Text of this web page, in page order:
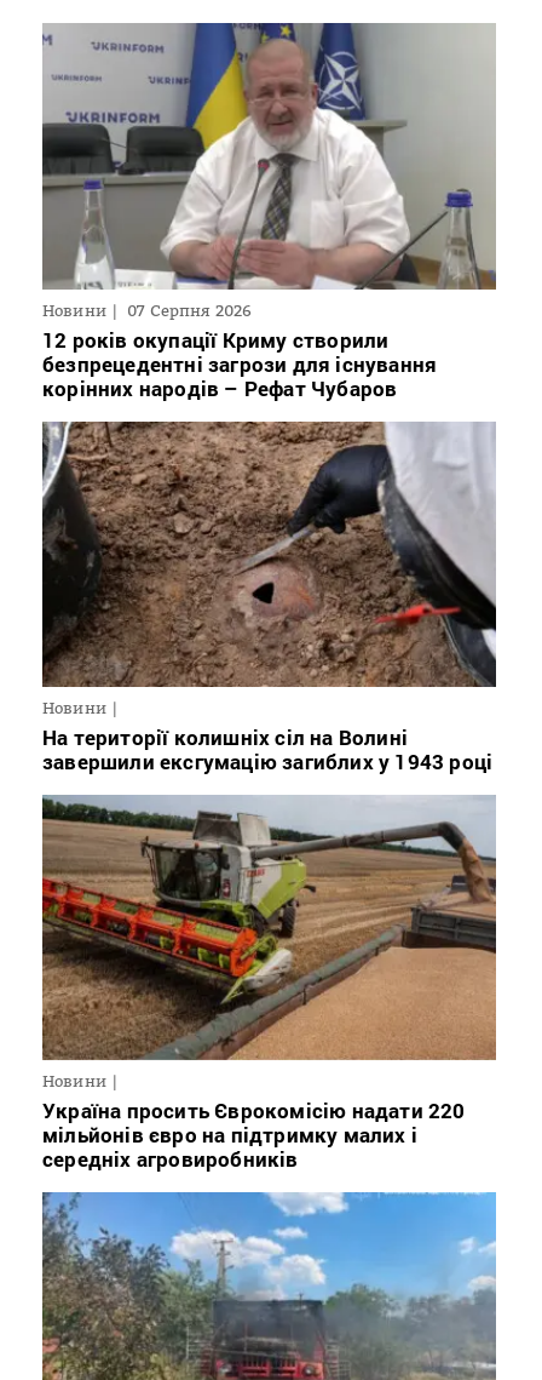
Новини 07 Серпня 2026
12 років окупації Криму створили
безпрецедентні загрози для існування
корінних народів – Рефат Чубаров
Новини
На території колишніх сіл на Волині
завершили ексгумацію загиблих у 1943 році
Новини
Україна просить Єврокомісію надати 220
мільйонів євро на підтримку малих і
середніх агровиробників